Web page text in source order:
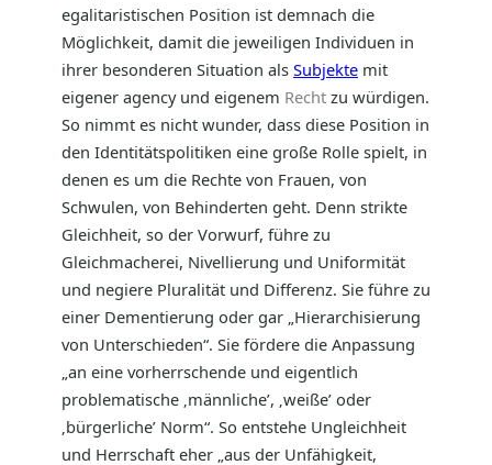
egalitaristischen Position ist demnach die
Möglichkeit, damit die jeweiligen Individuen in
ihrer besonderen Situation als Subjekte mit
eigener agency und eigenem Recht zu würdigen.
So nimmt es nicht wunder, dass diese Position in
den Identitätspolitiken eine große Rolle spielt, in
denen es um die Rechte von Frauen, von
Schwulen, von Behinderten geht. Denn strikte
Gleichheit, so der Vorwurf, führe zu
Gleichmacherei, Nivellierung und Uniformität
und negiere Pluralität und Differenz. Sie führe zu
einer Dementierung oder gar „Hierarchisierung
von Unterschieden“. Sie fördere die Anpassung
„an eine vorherrschende und eigentlich
problematische ‚männliche’, ‚weiße’ oder
‚bürgerliche’ Norm“. So entstehe Ungleichheit
und Herrschaft eher „aus der Unfähigkeit,